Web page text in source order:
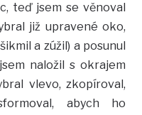
teď jsem se věnoval
již upravené oko,
a zúžil) a posunul
naložil s okrajem
vlevo, zkopíroval,
abych ho